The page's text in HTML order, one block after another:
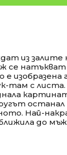
из залите
се
изобразена
там с листа.
останал
Най-
до